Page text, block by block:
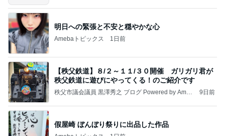
明日への緊張と不安と穏やかな心
Amebaトピックス 1日前
【秩父鉄道】８/２～１１/３０開催 ガリガリ君が
秩父鉄道に遊びにやってくる！のご紹介です
秩父市議会議員 黒澤秀之 ブログ Powered by Ameb
9日前
假屋崎 ぼんぼり祭りに出品した作品